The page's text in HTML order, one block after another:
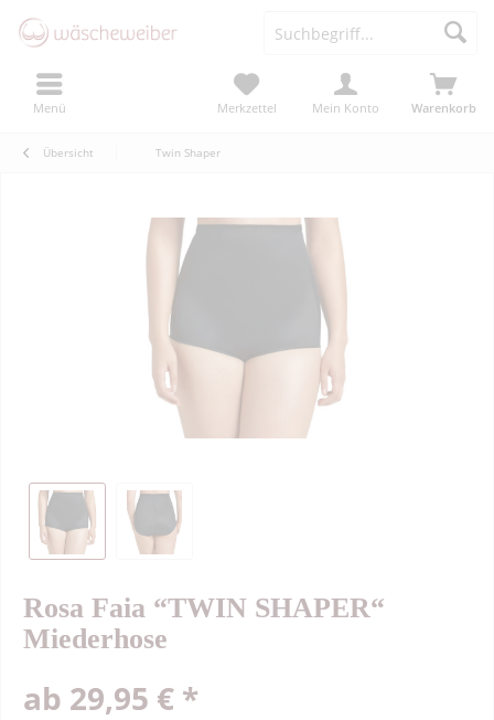
Menü Warenkorb
Merkzettel Mein Konto
Übersicht Twin Shaper
Rosa Faia “TWIN SHAPER“
Miederhose
ab 29,95 € *